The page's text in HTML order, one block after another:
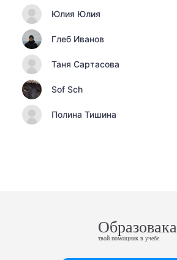
Юлия Юлия
Глеб Иванов
Таня Сартасова
Sof Sch
Полина Тишина
Образовака
твой помощник в учебе